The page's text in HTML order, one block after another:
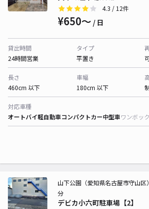
4.3 / 12件
¥650〜 / 日
貸出時間
24時間営業
タイプ
平置き
長さ
460cm 以下
車幅
180cm 以下
対応車種
オートバイ軽自動車コンパクトカー中型車ワンボッ
デビカ小六町駐車場【2】
山下公園（愛知県名古屋市守山区
分